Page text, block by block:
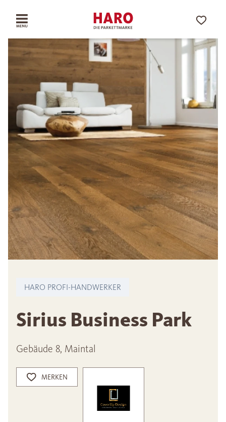
HARO PROFI-HANDWERKER
Sirius Business Park
Gebäude 8, Maintal
MERKEN